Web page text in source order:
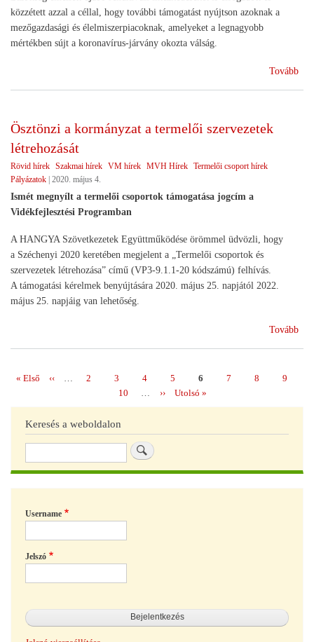
közzétett azzal a céllal, hogy további támogatást nyújtson azoknak a
mezőgazdasági és élelmiszerpiacoknak, amelyeket a legnagyobb
mértékben sújt a koronavírus-járvány okozta válság.
Tovább
Ösztönzi a kormányzat a termelői szervezetek
létrehozását
Rövid hírek Szakmai hírek VM hírek MVH Hírek Termelői csoport hírek
Pályázatok 2020. május 4.
Ismét megnyílt a termelői csoportok támogatása jogcím a
Vidékfejlesztési Programban
A HANGYA Szövetkezetek Együttműködése örömmel üdvözli, hogy
a Széchenyi 2020 keretében megjelent a „Termelői csoportok és
szervezetek létrehozása” című (VP3-9.1.1-20 kódszámú) felhívás.
A támogatási kérelmek benyújtására 2020. május 25. napjától 2022.
május 25. napjáig van lehetőség.
Tovább
Első
« Első
Előző
‹‹ Page
2 Page
3 Page
4 Page
5 Page
6 Page
7 Page
8 Page
9
Page
10
Következő
oldal
››
Utolsó
oldal
Utolsó »
Keresés a weboldalon
Username
Jelszó